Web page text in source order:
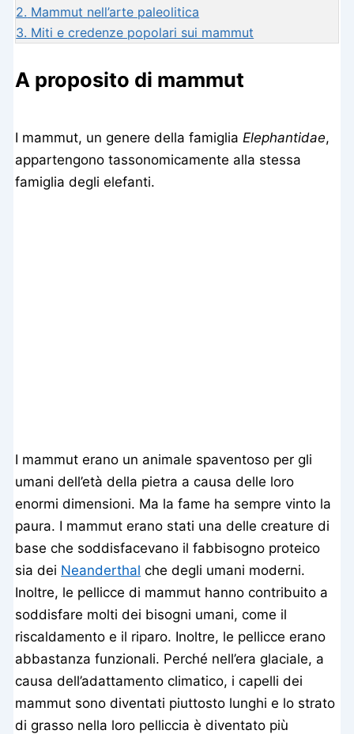
2. Mammut nell’arte paleolitica
3. Miti e credenze popolari sui mammut
A proposito di mammut
I mammut, un genere della famigliaElephantidae,
appartengono tassonomicamente alla stessa
famiglia degli elefanti.
I mammut erano un animale spaventoso per gli
umani dell’età della pietra a causa delle loro
enormi dimensioni. Ma la fame ha sempre vinto la
paura. I mammut erano stati una delle creature di
base che soddisfacevano il fabbisogno proteico
sia dei Neanderthal che degli umani moderni.
Inoltre, le pellicce di mammut hanno contribuito a
soddisfare molti dei bisogni umani, come il
riscaldamento e il riparo. Inoltre, le pellicce erano
abbastanza funzionali. Perché nell’era glaciale, a
causa dell’adattamento climatico, i capelli dei
mammut sono diventati piuttosto lunghi e lo strato
di grasso nella loro pelliccia è diventato più